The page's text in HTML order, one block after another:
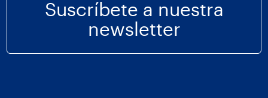
Suscríbete a nuestra
newsletter